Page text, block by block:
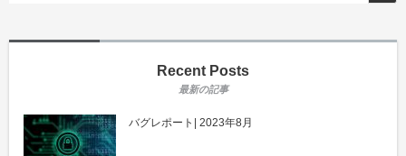
Recent Posts
バグレポート| 2023年8月